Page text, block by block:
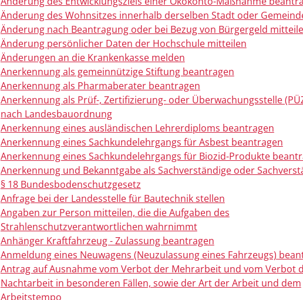
Änderung des Wohnsitzes innerhalb derselben Stadt oder
Änderung nach Beantragung oder bei Bezug von Bürgergeld
Änderung persönlicher Daten der Hochschule mitteilen
Änderungen an die Krankenkasse melden
Anerkennung als gemeinnützige Stiftung beantragen
Anerkennung als Pharmaberater beantragen
Anerkennung als Prüf-, Zertifizierung- oder Überwachungsstelle
nach Landesbauordnung
Anerkennung eines ausländischen Lehrerdiploms beantragen
Anerkennung eines Sachkundelehrgangs für Asbest beantragen
Anerkennung eines Sachkundelehrgangs für Biozid-Produkte
Anerkennung und Bekanntgabe als Sachverständige oder
§ 18 Bundesbodenschutzgesetz
Anfrage bei der Landesstelle für Bautechnik stellen
Angaben zur Person mitteilen, die die Aufgaben des
Strahlenschutzverantwortlichen wahrnimmt
Anhänger Kraftfahrzeug - Zulassung beantragen
Anmeldung eines Neuwagens (Neuzulassung eines Fahrzeugs)
Antrag auf Ausnahme vom Verbot der Mehrarbeit und vom Verbot
Nachtarbeit in besonderen Fällen, sowie der Art der Arbeit und dem
Arbeitstempo